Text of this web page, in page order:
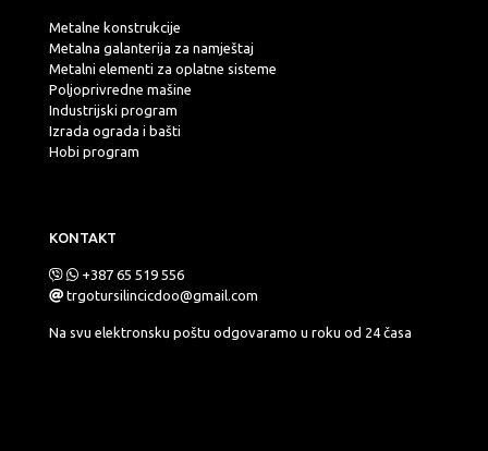
Metalne konstrukcije
Metalna galanterija za namještaj
Metalni elementi za oplatne sisteme
Poljoprivredne mašine
Industrijski program
Izrada ograda i bašti
Hobi program
KONTAKT
+387 65 519 556
trgotursilincicdoo@gmail.com
Na svu elektronsku poštu odgovaramo u roku od 24 časa